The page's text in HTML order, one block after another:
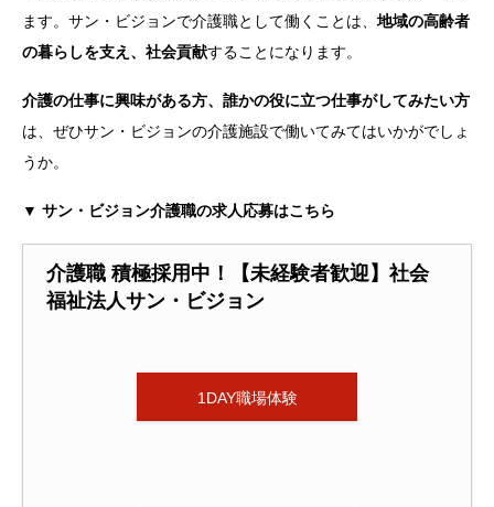
ます。サン・ビジョンで介護職として働くことは、 地域の高齢者
の暮らしを支え、社会貢献することになります。
介護の仕事に興味がある方、誰かの役に立つ仕事がしてみたい方
は、ぜひサン・ビジョンの介護施設で働いてみてはいかがでしょ
うか。
▼ サン・ビジョン介護職の求人応募はこちら
介護職 積極採用中！【未経験者歓迎】社会
福祉法人サン・ビジョン
1DAY職場体験